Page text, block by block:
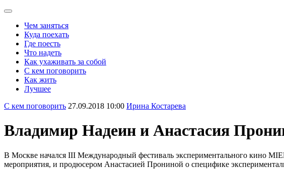
Чем заняться
Куда поехать
Где поесть
Что надеть
Как ухаживать за собой
С кем поговорить
Как жить
Лучшее
С кем поговорить 27.09.2018 10:00 Ирина Костарева
Владимир Надеин и Анастасия
В Москве начался III Международный фестиваль экспериментального кино
мероприятия, и продюсером Анастасией Прониной о специфике